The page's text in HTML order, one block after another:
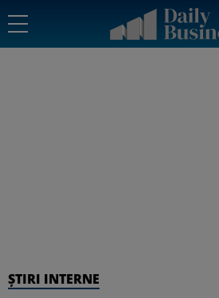
ȘTIRI INTERNE